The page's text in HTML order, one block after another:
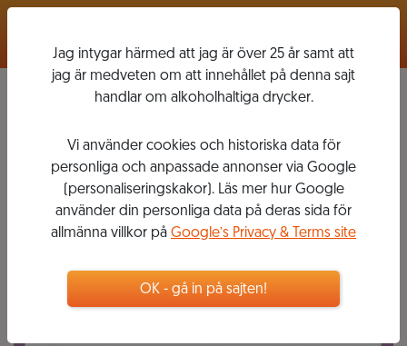
Jag intygar härmed att jag är över 25 år samt att
jag är medveten om att innehållet på denna sajt
handlar om alkoholhaltiga drycker.
Vi använder cookies och historiska data för
personliga och anpassade annonser via Google
(personaliseringskakor). Läs mer hur Google
använder din personliga data på deras sida för
allmänna villkor på Google’s Privacy & Terms site
OK - gå in på sajten!